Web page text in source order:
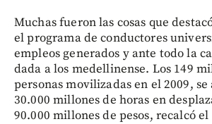
Muchas fueron las cosas que
el programa de conductores
empleos generados y ante todo la
dada a los medellinense. Los 149
personas movilizadas en el 2009,
30.000 millones de horas en
90.000 millones de pesos, recalcó